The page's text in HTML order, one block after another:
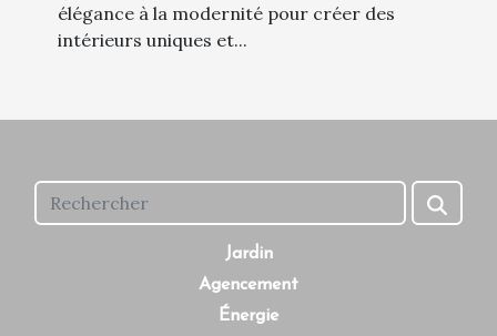
élégance à la modernité pour créer des
intérieurs uniques et...
Jardin
Agencement
Énergie